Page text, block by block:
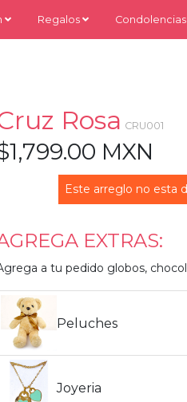
Regalos Condolencias
Rosa CRU001
MXN
Este arreglo no esta
EXTRAS:
a tu pedido globos,
Peluches
Joyeria